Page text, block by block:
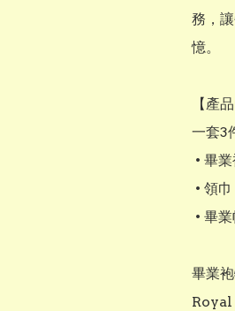
務，
憶。
【產
一套3
畢業
Royal